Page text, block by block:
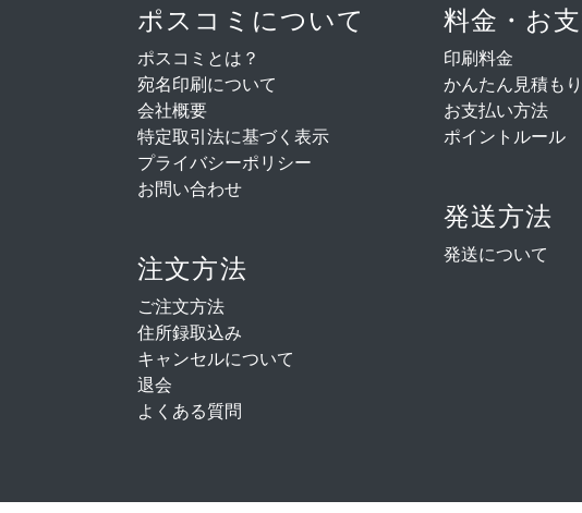
ポスコミについて
ポスコミとは？
宛名印刷について
会社概要
特定取引法に基づく表示
プライバシーポリシー
お問い合わせ
注文方法
ご注文方法
住所録取込み
キャンセルについて
退会
よくある質問
料金・お
印刷料金
かんたん見積もり
お支払い方法
ポイントルール
発送方法
発送について